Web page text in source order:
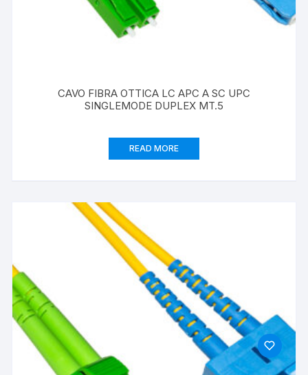
CAVO FIBRA OTTICA LC APC A SC UPC
SINGLEMODE DUPLEX MT.5
READ MORE